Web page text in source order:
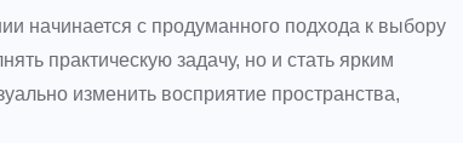
начинается с продуманного подхода к выбору
практическую задачу, но и стать ярким
изменить восприятие пространства,